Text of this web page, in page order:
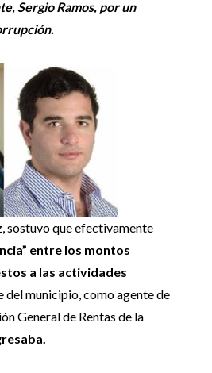
Sergio Ramos, por un
sostuvo que efectivamente
entre los montos
a las actividades
del municipio, como agente de
General de Rentas de la